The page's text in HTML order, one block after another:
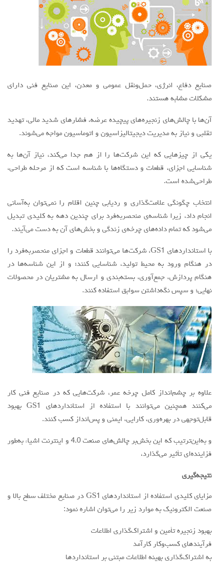
صنایع دفاع، انرژی، حمل‌ونقل عمومی و معدن، این صنایع فنی دارای
مشکلات مشابه هستند.
آن‌ها با چالش‌های زنجیره‌های پیچیده عرضه، فشارهای شدید مالی، تهدید
تقلبی و نیاز به مدیریت دیجیتالیزاسیون و اتوماسیون مواجه می‌شوند.
یکی از چیزهایی که این شرکت‌ها را از هم جدا می‌کند، نیاز آن‌ها به
شناسایی اجزای، قطعات و دستگاه‌ها با شناسه است که از مرحله طراحی،
طراحی‌شده است.
انتخاب چگونگی علامت‌گذاری و ردیابی چنین اقلام را نمی‌توان به‌آسانی
انجام داد، زیرا شناسه‌ی منحصربه‌فرد برای چندین دهه به کلیدی تبدیل
می‌شود که تمام داده‌های چرخه‌ی زندگی و بخش‌های آن به دست می‌آیند.
با استانداردهای GS1، شرکت‌ها می‌توانند قطعات و اجزای منحصربه‌فرد را
در هنگام ورود به محیط تولید، شناسایی کنند؛ و از این شناسه‌ها در
هنگام پردازش، جمع‌آوری، بسته‌بندی و ارسال به مشتریان در محصولات
نهایی؛ و سپس نگه‌داشتن سوابق استفاده کنند.
علاوه بر چشم‌انداز کامل چرخه عمر، شرکت‌هایی که در صنایع فنی کار
می‌کنند همچنین می‌توانند با استفاده از استانداردهای GS1 بهبود
قابل‌توجهی در بهره‌وری، کارایی، ایمنی و پس‌انداز کسب کنند.
و به‌این‌ترتیب که این بخش‌بر چالش‌های صنعت 4.0 و اینترنت اشیاء به‌طور
فزاینده‌ای تأثیر می‌گذارد،
نتیجه‌گیری
مزایای کلیدی استفاده از استانداردهای GS1 در صنایع مختلف سطح بالا و
صنعت الکترونیک به موارد زیر را می‌توان اشاره نمود:
بهبود زنجیره تأمین و اشتراک‌گذاری اطلاعات
فرآیندهای کسب‌و‌کار کارآمد
به اشتراک‌گذاری بهینه اطلاعات مبتنی بر استانداردها